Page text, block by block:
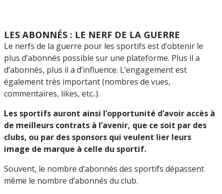
LES ABONNÉS : LE NERF DE LA GUERRE
Le nerfs de la guerre pour les sportifs est d’obtenir le
plus d’abonnés possible sur une plateforme. Plus il a
d’abonnés, plus il a d’influence. L’engagement est
également très important (nombres de vues,
commentaires, likes, etc..).
Les sportifs auront ainsi l’opportunité d’avoir accès à
de meilleurs contrats à l’avenir, que ce soit par des
clubs, ou par des sponsors qui veulent lier leurs
image de marque à celle du sportif.
Souvent, le nombre d’abonnés des sportifs dépassent
même le nombre d’abonnés du club.